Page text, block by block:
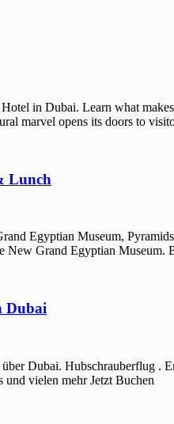
in Dubai. Learn what
marvel opens its doors to
Lunch
Egyptian Museum,
New Grand Egyptian
Dubai
Dubai. Hubschrauberflug .
vielen mehr Jetzt Buchen